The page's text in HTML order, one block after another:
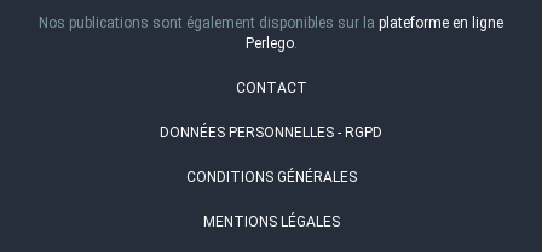
Nos publications sont également disponibles sur la plateforme en ligne
Perlego.
CONTACT
DONNÉES PERSONNELLES - RGPD
CONDITIONS GÉNÉRALES
MENTIONS LÉGALES